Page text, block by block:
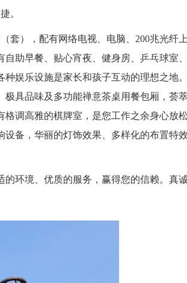
。
套），配有网络电视、电脑、 200兆光纤
助早餐、贴心宵夜、健身房、乒乓球室、
娱乐设施是家长和孩子互动的理想之地
极具品味及多功能禅意茶桌用餐包厢，荟
调高雅的棋牌室，是您工作之余身心放
设备，华丽的灯饰效果、多样化的布置特
环境、优质的服务，赢得您的信赖。真